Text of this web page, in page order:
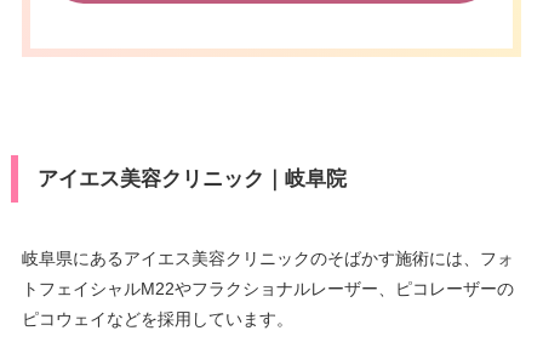
アイエス美容クリニック｜岐阜院
岐阜県にあるアイエス美容クリニックのそばかす施術には、フォ
トフェイシャルM22やフラクショナルレーザー、ピコレーザーの
ピコウェイなどを採用しています。